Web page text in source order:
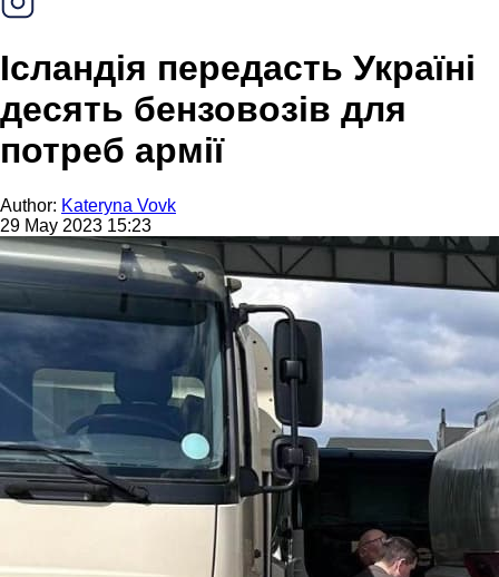
Ісландія передасть Україні
десять бензовозів для
потреб армії
Author: Kateryna Vovk
29 May 2023 15:23